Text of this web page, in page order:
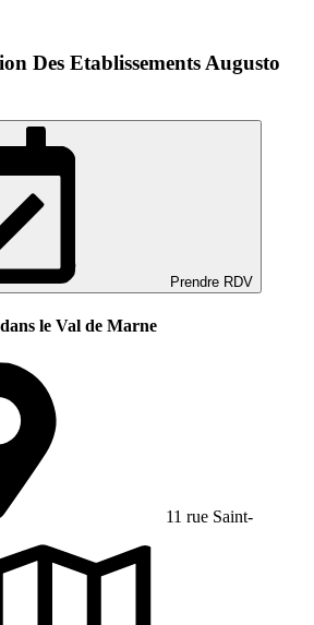
Des Etablissements Augusto
Prendre RDV
le Val de Marne
11 rue Saint-